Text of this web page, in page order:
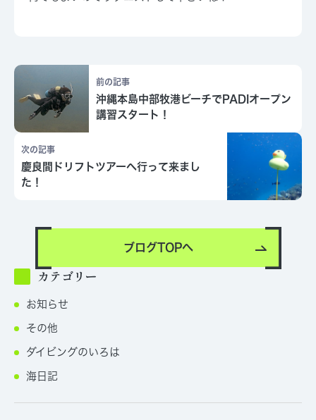
前の記事
沖縄本島中部牧港ビーチでPADIオープン
講習スタート！
次の記事
慶良間ドリフトツアーへ行って来まし
た！
ブログTOPへ
カテゴリー
お知らせ
その他
ダイビングのいろは
海日記